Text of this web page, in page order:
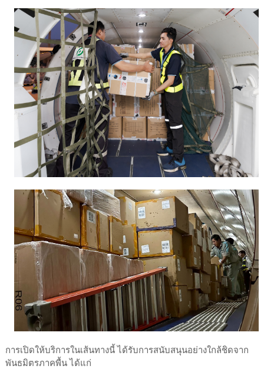
การเปิดให้บริการในเส้นทางนี้ ได้รับการสนับสนุนอย่างใกล้ชิดจาก
พันธมิตรภาคพื้น ได้แก่